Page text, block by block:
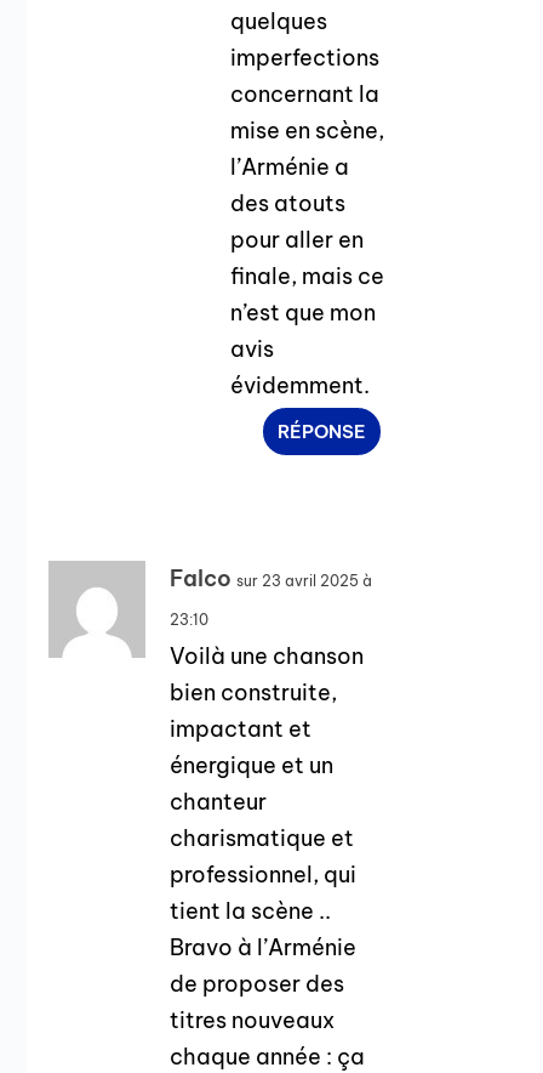
quelques
imperfections
concernant la
mise en scène,
l’Arménie a
des atouts
pour aller en
finale, mais ce
n’est que mon
avis
évidemment.
RÉPONSE
Falco sur 23 avril 2025 à
23:10
Voilà une chanson
bien construite,
impactant et
énergique et un
chanteur
charismatique et
professionnel, qui
tient la scène ..
Bravo à l’Arménie
de proposer des
titres nouveaux
chaque année : ça